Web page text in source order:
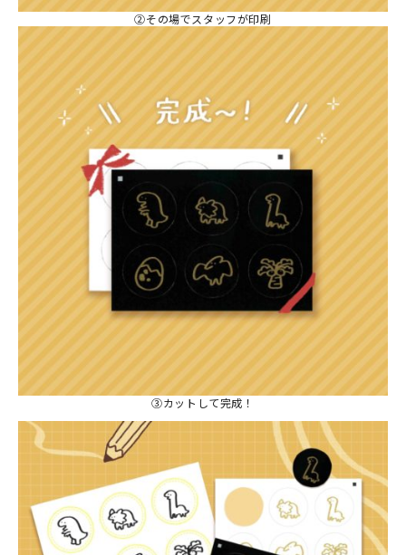
②その場でスタッフが印刷
③カットして完成！